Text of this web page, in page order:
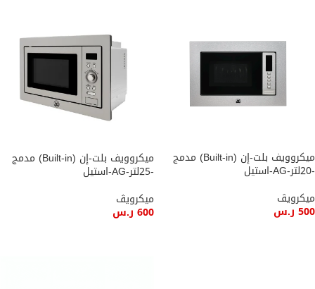
ميكروويف بلت-إن (Built-in) مدمج
-20لتر-AG-استيل
ميكرويڤ
500 ر.س
ميكروويف بلت-إن (Built-in) مدمج
-25لتر-AG-استيل
ميكرويڤ
600 ر.س